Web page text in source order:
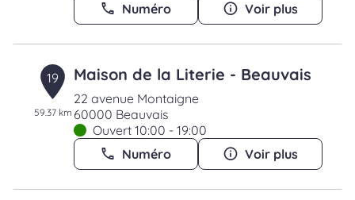
Numéro
Voir plus
19
59.37 km
Maison de la Literie - Beauvais
22 avenue Montaigne
60000 Beauvais
Ouvert 10:00 - 19:00
Numéro
Voir plus